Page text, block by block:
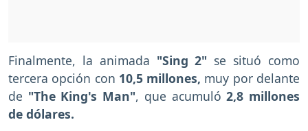
Finalmente, la animada "Sing 2" se situó como
tercera opción con 10,5 millones, muy por delante
de "The King's Man", que acumuló2,8 millones
de dólares.